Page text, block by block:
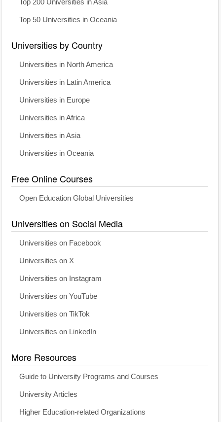
Top 200 Universities in Asia
Top 50 Universities in Oceania
Universities by Country
Universities in North America
Universities in Latin America
Universities in Europe
Universities in Africa
Universities in Asia
Universities in Oceania
Free Online Courses
Open Education Global Universities
Universities on Social Media
Universities on Facebook
Universities on X
Universities on Instagram
Universities on YouTube
Universities on TikTok
Universities on LinkedIn
More Resources
Guide to University Programs and Courses
University Articles
Higher Education-related Organizations